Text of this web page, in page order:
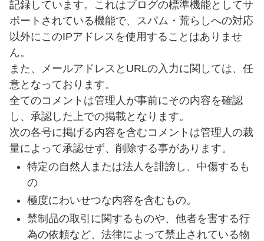
記録しています。これはブログの標準機能としてサ
ポートされている機能で、スパム・荒らしへの対応
以外にこのIPアドレスを使用することはありませ
ん。
また、メールアドレスとURLの入力に関しては、任
意となっております。
全てのコメントは管理人が事前にその内容を確認
し、承認した上での掲載となります。
次の各号に掲げる内容を含むコメントは管理人の裁
量によって承認せず、削除する事があります。
特定の自然人または法人を誹謗し、中傷するも
の
極度にわいせつな内容を含むもの。
禁制品の取引に関するものや、他者を害する行
為の依頼など、法律によって禁止されている物